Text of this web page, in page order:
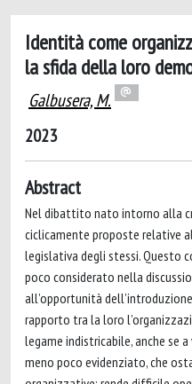
Identità come
la sfida della loro
Galbusera, M.
2023
Abstract
Nel dibattito nato intorno alla
ciclicamente proposte relative
legislativa degli stessi. Questo
poco considerato nella
all’opportunità
rapporto tra la loro
legame indistricabile, anche se
meno poco evidenziato, che